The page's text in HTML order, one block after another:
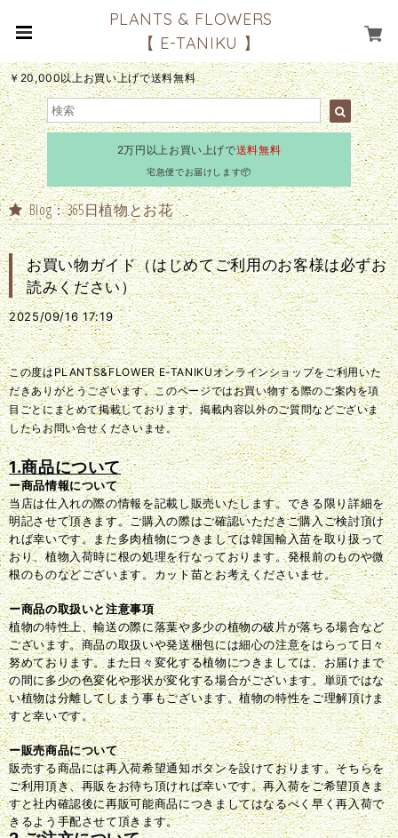
PLANTS & FLOWERS
【 E-TANIKU 】
￥20,000以上お買い上げで送料無料
2万円以上お買い上げで送料無料
宅急便でお届けします📦
Blog：365日植物とお花
お買い物ガイド（はじめてご利用のお客様は必ずお
読みください）
2025/09/16 17:19
この度はPLANTS&FLOWER E-TANIKUオンラインショップをご利用いた
だきありがとうございます。このページではお買い物する際のご案内を項
目ごとにまとめて掲載しております。掲載内容以外のご質問などございま
したらお問い合せくださいませ。
1.商品について
ー商品情報について
当店は仕入れの際の情報を記載し販売いたします。できる限り詳細を
明記させて頂きます。ご購入の際はご確認いただきご購入ご検討頂け
れば幸いです。また多肉植物につきましては韓国輸入苗を取り扱って
おり、植物入荷時に根の処理を行なっております。発根前のものや微
根のものなどございます。カット苗とお考えくださいませ。
ー商品の取扱いと注意事項
植物の特性上、輸送の際に落葉や多少の植物の破片が落ちる場合など
ございます。商品の取扱いや発送梱包には細心の注意をはらって日々
努めております。また日々変化する植物につきましては、お届けまで
の間に多少の色変化や形状が変化する場合がございます。単頭ではな
い植物は分離してしまう事もございます。植物の特性をご理解頂けま
すと幸いです。
ー販売商品について
販売する商品には再入荷希望通知ボタンを設けております。そちらを
ご利用頂き、再販をお待ち頂ければ幸いです。再入荷をご希望頂きま
すと社内確認後に再販可能商品につきましてはなるべく早く再入荷で
きるよう手配させて頂きます。